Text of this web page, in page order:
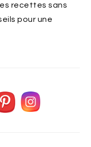
recettes sans
pour une